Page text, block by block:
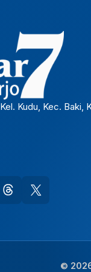
Kudu, Kec. Baki,
©